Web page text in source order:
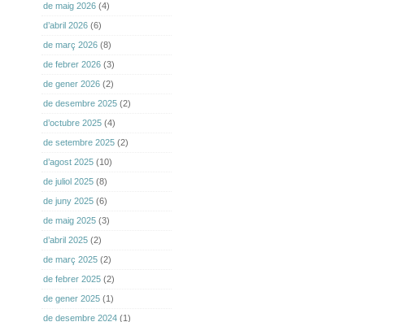
de maig 2026 (4)
d’abril 2026 (6)
de març 2026 (8)
de febrer 2026 (3)
de gener 2026 (2)
de desembre 2025 (2)
d’octubre 2025 (4)
de setembre 2025 (2)
d’agost 2025 (10)
de juliol 2025 (8)
de juny 2025 (6)
de maig 2025 (3)
d’abril 2025 (2)
de març 2025 (2)
de febrer 2025 (2)
de gener 2025 (1)
de desembre 2024 (1)